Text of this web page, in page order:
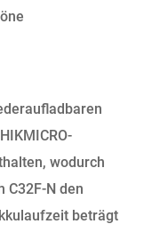
wodurch
C32F-N den
beträgt